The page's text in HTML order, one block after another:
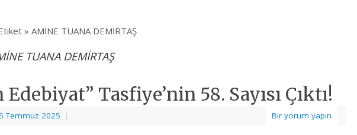
» AMİNE TUANA DEMİRTAŞ
TUANA DEMİRTAŞ
Tasfiye’nin 58. Sayısı Çıktı!
Temmuz 2025 | Bir yorum yapın